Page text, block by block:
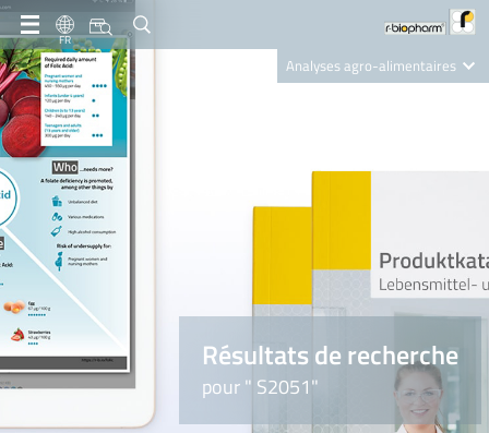
FR
Analyses agro-alimentaires
Nutrition Care
Résultats de recherche
pour " S2051"